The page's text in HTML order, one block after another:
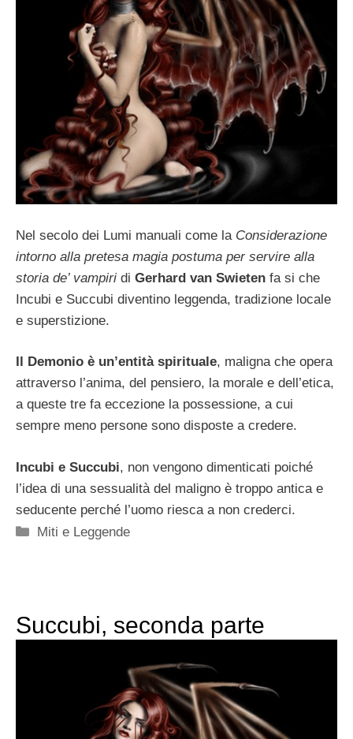
Nel secolo dei Lumi manuali come la Considerazione
intorno alla pretesa magia postuma per servire alla
storia de’ vampiri di Gerhard van Swieten fa si che
Incubi e Succubi diventino leggenda, tradizione locale
e superstizione.
Il Demonio è un’entità spirituale, maligna che opera
attraverso l’anima, del pensiero, la morale e dell’etica,
a queste tre fa eccezione la possessione, a cui
sempre meno persone sono disposte a credere.
Incubi e Succubi, non vengono dimenticati poiché
l’idea di una sessualità del maligno è troppo antica e
seducente perché l’uomo riesca a non crederci.
Categorie
Miti e Leggende
Succubi, seconda parte